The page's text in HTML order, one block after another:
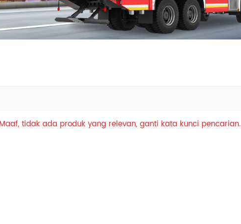
Maaf, tidak ada produk yang relevan, ganti kata kunci pencarian.